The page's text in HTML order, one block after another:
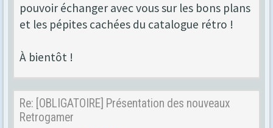
pouvoir échanger avec vous sur les bons plans
et les pépites cachées du catalogue rétro !
À bientôt !
Re: [OBLIGATOIRE] Présentation des nouveaux
Retrogamer